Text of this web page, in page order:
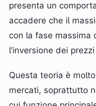
presenta un
accadere che il
con la fase massima
l’inversione dei
Questa teoria è
mercati, soprattutto